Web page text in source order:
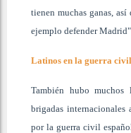
tienen muchas ganas, así
ejemplo defender
Latinos en la guerra
También hubo muchos
brigadas internacionales
por la guerra civil